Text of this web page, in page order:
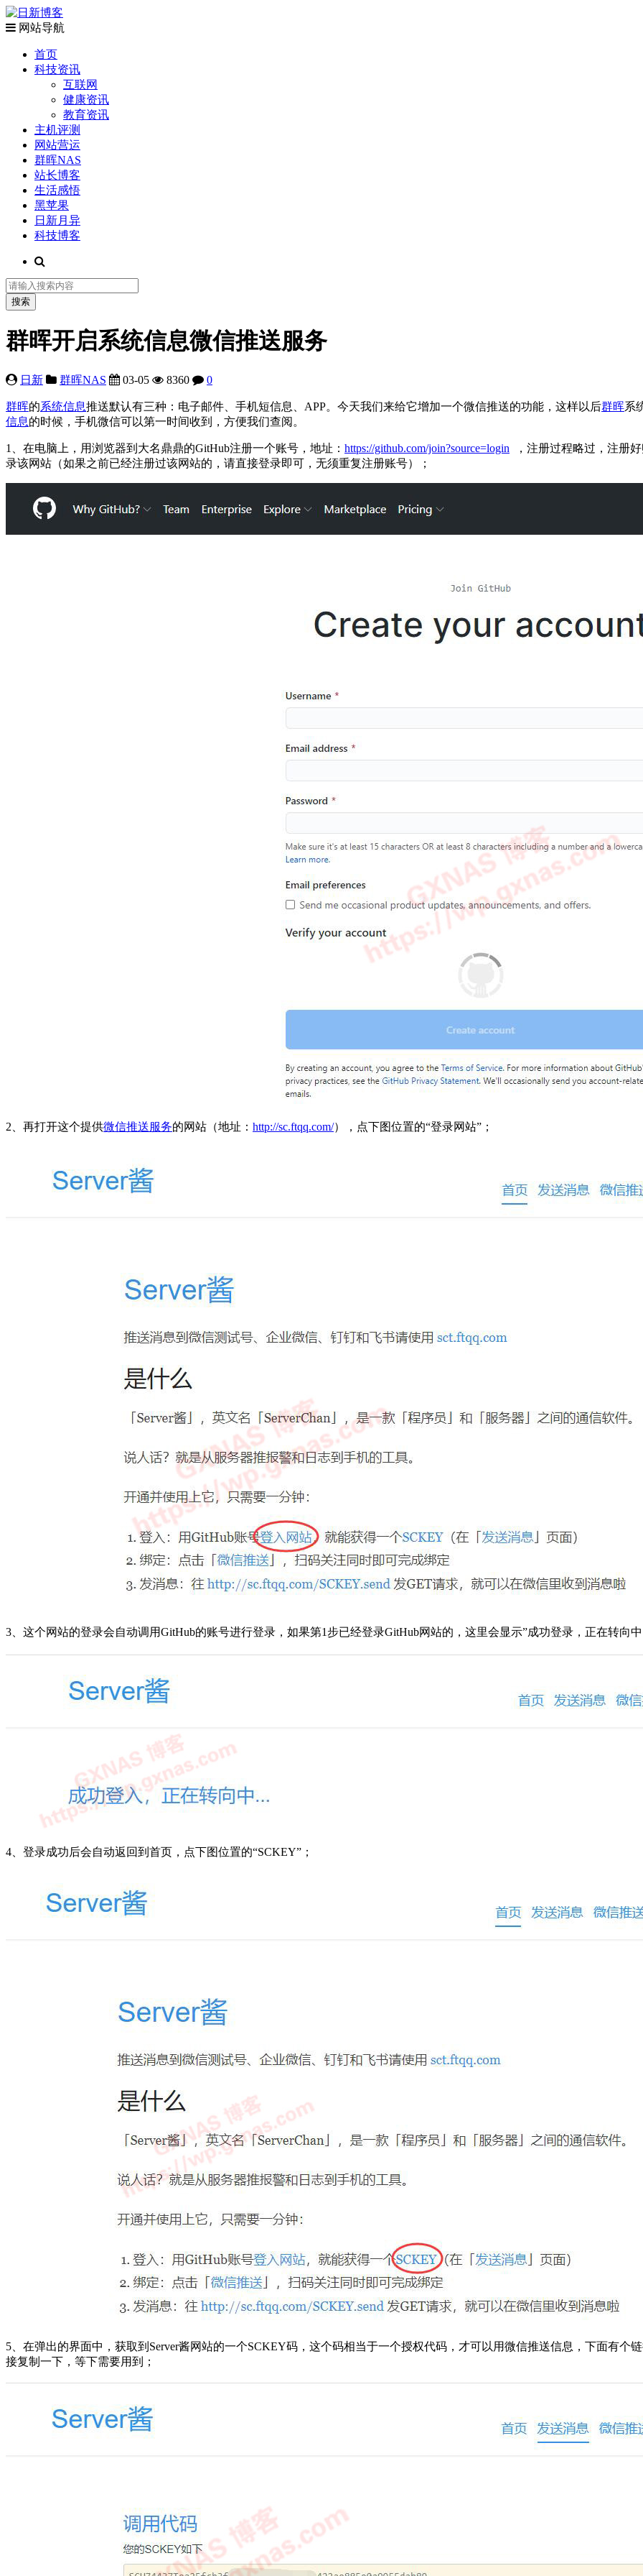
网站导航
首页
科技资讯
互联网
健康资讯
教育资讯
主机评测
网站营运
群晖NAS
站长博客
生活感悟
黑苹果
日新月异
科技博客
群晖开启系统信息微信推送服务
日新 群晖NAS 03-05 8360 0
群晖的系统信息推送默认有三种：电子邮件、手机短信息、APP。今天我们来给它增加一个微信推送的功能，这样以后群晖系
信息的时候，手机微信可以第一时间收到，方便我们查阅。
1、在电脑上，用浏览器到大名鼎鼎的GitHub注册一个账号，地址： https://github.com/join?source=login ，注册过程略过，注册
录该网站（如果之前已经注册过该网站的，请直接登录即可，无须重复注册账号）；
2、再打开这个提供微信推送服务的网站（地址： http://sc.ftqq.com/），点下图位置的“登录网站”；
3、这个网站的登录会自动调用GitHub的账号进行登录，如果第1步已经登录GitHub网站的，这里会显示”成功登录，正在转向中
4、登录成功后会自动返回到首页，点下图位置的“SCKEY”；
5、在弹出的界面中，获取到Server酱网站的一个SCKEY码，这个码相当于一个授权代码，才可以用微信推送信息，下面有个
接复制一下，等下需要用到；